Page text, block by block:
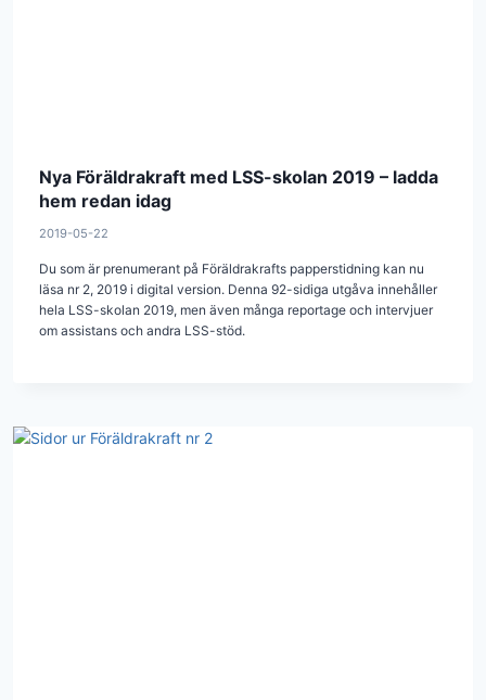
Nya Föräldrakraft med LSS-skolan 2019 – ladda
hem redan idag
2019-05-22
Du som är prenumerant på Föräldrakrafts papperstidning kan nu
läsa nr 2, 2019 i digital version. Denna 92-sidiga utgåva innehåller
hela LSS-skolan 2019, men även många reportage och intervjuer
om assistans och andra LSS-stöd.